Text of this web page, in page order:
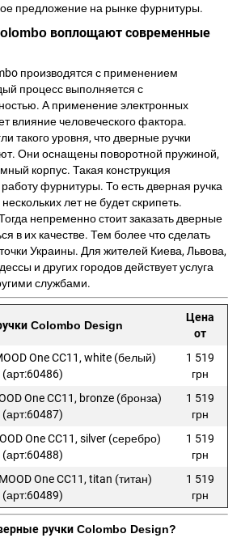
предложение на рынке фурнитуры.
воплощают современные
производятся с применением
процесс выполняется с
А применение электронных
влияние человеческого фактора.
такого уровня, что дверные ручки
Они оснащены поворотной пружиной,
корпус. Такая конструкция
фурнитуры. То есть дверная ручка
лет не будет скрипеть.
непременно стоит заказать дверные
в их качестве. Тем более что сделать
Украины. Для жителей Киева, Львова,
и других городов действует услуга
службами.
Colombo Design
Цена
от
One CC11, white (белый)
(арт:60486)
1 519
грн
One CC11, bronze (бронза)
(арт:60487)
1 519
грн
One CC11, silver (серебро)
(арт:60488)
1 519
грн
One CC11, titan (титан)
(арт:60489)
1 519
грн
ручки Colombo Design?